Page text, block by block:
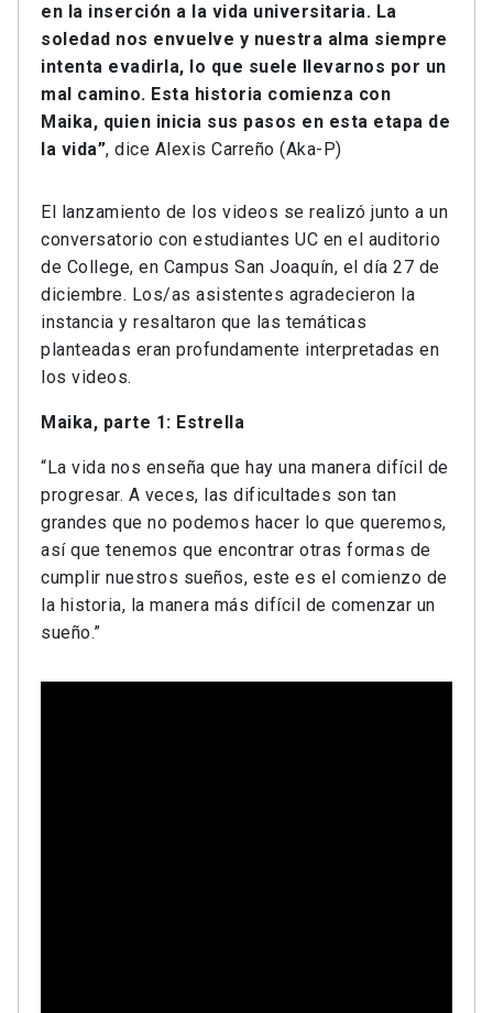
en la inserción a la vida universitaria. La
soledad nos envuelve y nuestra alma siempre
intenta evadirla, lo que suele llevarnos por un
mal camino. Esta historia comienza con
Maika, quien inicia sus pasos en esta etapa de
la vida”, dice Alexis Carreño (Aka-P)
El lanzamiento de los videos se realizó junto a un
conversatorio con estudiantes UC en el auditorio
de College, en Campus San Joaquín, el día 27 de
diciembre. Los/as asistentes agradecieron la
instancia y resaltaron que las temáticas
planteadas eran profundamente interpretadas en
los videos.
Maika, parte 1: Estrella
“La vida nos enseña que hay una manera difícil de
progresar. A veces, las dificultades son tan
grandes que no podemos hacer lo que queremos,
así que tenemos que encontrar otras formas de
cumplir nuestros sueños, este es el comienzo de
la historia, la manera más difícil de comenzar un
sueño.”